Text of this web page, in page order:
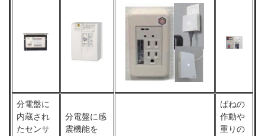
分電盤に
内蔵され
たセンサ
分電盤に感
震機能を
ばねの
作動や
重りの